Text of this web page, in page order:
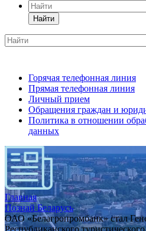
Найти
Горячая телефонная линия
Прямая телефонная линия
Личный прием
Обращения граждан и
Политика в отношении
данных
Главная
Познай Беларусь
ОАО «Белагропромбанк» стал
Республиканского